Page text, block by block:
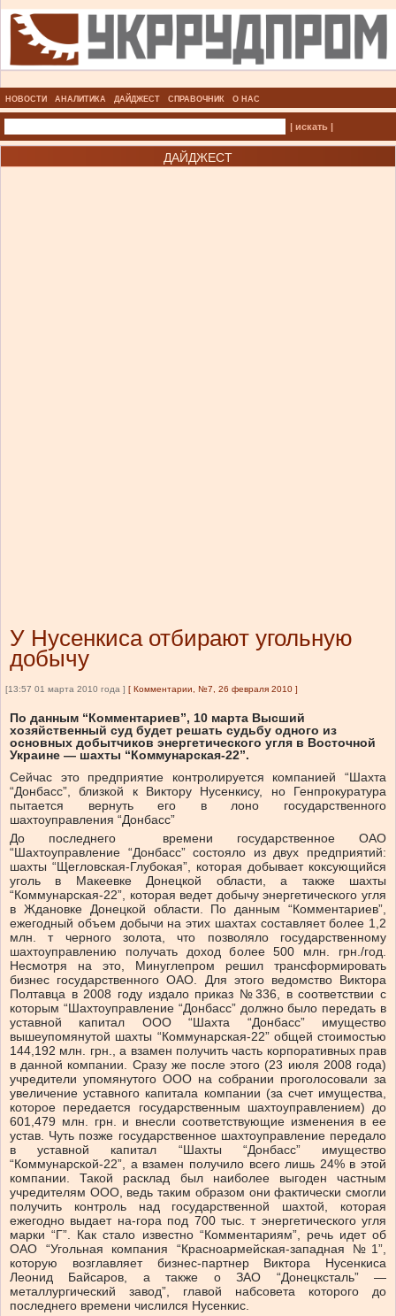
НОВОСТИ АНАЛИТИКА ДАЙДЖЕСТ СПРАВОЧНИК О НАС
| искать |
ДАЙДЖЕСТ
У Нусенкиса отбирают угольную
добычу
[13:57 01 марта 2010 года ] [ Комментарии, №7, 26 февраля 2010 ]
По данным “Комментариев”, 10 марта Высший
хозяйственный суд будет решать судьбу одного из
основных добытчиков энергетического угля в Восточной
Украине — шахты “Коммунарская-22”.
Сейчас это предприятие контролируется компанией “Шахта
“Донбасс”, близкой к Виктору Нусенкису, но Генпрокуратура
пытается вернуть его в лоно государственного
шахтоуправления “Донбасс”
До последнего времени государственное ОАО
“Шахтоуправление “Донбасс” состояло из двух предприятий:
шахты “Щегловская-Глубокая”, которая добывает коксующийся
уголь в Макеевке Донецкой области, а также шахты
“Коммунарская-22”, которая ведет добычу энергетического угля
в Ждановке Донецкой области. По данным “Комментариев”,
ежегодный объем добычи на этих шахтах составляет более 1,2
млн. т черного золота, что позволяло государственному
шахтоуправлению получать доход более 500 млн. грн./год.
Несмотря на это, Минуглепром решил трансформировать
бизнес государственного ОАО. Для этого ведомство Виктора
Полтавца в 2008 году издало приказ №336, в соответствии с
которым “Шахтоуправление “Донбасс” должно было передать в
уставной капитал ООО “Шахта “Донбасс” имущество
вышеупомянутой шахты “Коммунарская-22” общей стоимостью
144,192 млн. грн., а взамен получить часть корпоративных прав
в данной компании. Сразу же после этого (23 июля 2008 года)
учредители упомянутого ООО на собрании проголосовали за
увеличение уставного капитала компании (за счет имущества,
которое передается государственным шахтоуправлением) до
601,479 млн. грн. и внесли соответствующие изменения в ее
устав. Чуть позже государственное шахтоуправление передало
в уставной капитал “Шахты “Донбасс” имущество
“Коммунарской-22”, а взамен получило всего лишь 24% в этой
компании. Такой расклад был наиболее выгоден частным
учредителям ООО, ведь таким образом они фактически смогли
получить контроль над государственной шахтой, которая
ежегодно выдает на-гора под 700 тыс. т энергетического угля
марки “Г”. Как стало известно “Комментариям”, речь идет об
ОАО “Угольная компания “Красноармейская-западная №1”,
которую возглавляет бизнес-партнер Виктора Нусенкиса
Леонид Байсаров, а также о ЗАО “Донецксталь” —
металлургический завод”, главой набсовета которого до
последнего времени числился Нусенкис.